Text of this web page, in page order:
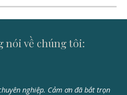
nói về chúng tôi:
nghiệp. Cảm ơn đã bắt trọn